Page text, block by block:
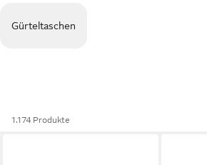
Gürteltaschen
1.174 Produkte